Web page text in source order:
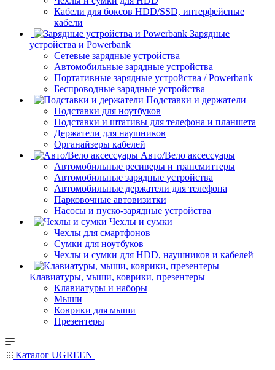
Кабели для боксов HDD/SSD, интерфейсные
кабели
Зарядные
устройства и Powerbank
Сетевые зарядные устройства
Автомобильные зарядные устройства
Портативные зарядные устройства / Powerbank
Беспроводные зарядные устройства
Подставки и держатели
Подставки для ноутбуков
Подставки и штативы для телефона и планшета
Держатели для наушников
Органайзеры кабелей
Авто/Вело аксессуары
Автомобильные ресиверы и трансмиттеры
Автомобильные зарядные устройства
Автомобильные держатели для телефона
Парковочные автовизитки
Насосы и пуско-зарядные устройства
Чехлы и сумки
Чехлы для смартфонов
Сумки для ноутбуков
Чехлы и сумки для HDD, наушников и кабелей
Клавиатуры, мыши, коврики, презентеры
Клавиатуры и наборы
Мыши
Коврики для мыши
Презентеры
Каталог UGREEN